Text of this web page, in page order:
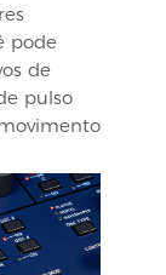
pode
de
pulso